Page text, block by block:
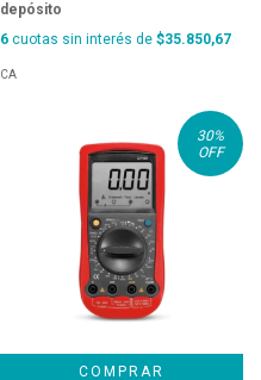
depósito
6 cuotas sin interés de $35.850,67
CA
30%
OFF